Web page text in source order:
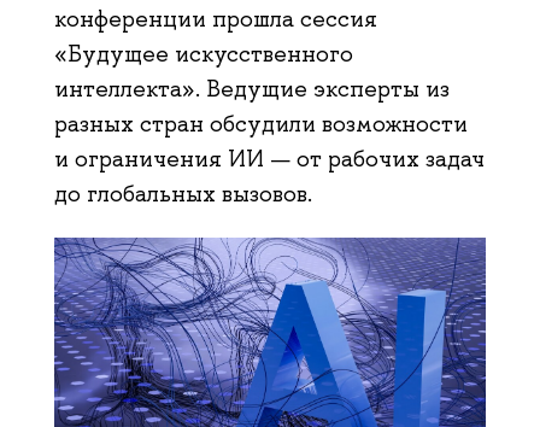
конференции прошла сессия
«Будущее искусственного
интеллекта». Ведущие эксперты из
разных стран обсудили возможности
и ограничения ИИ — от рабочих задач
до глобальных вызовов.